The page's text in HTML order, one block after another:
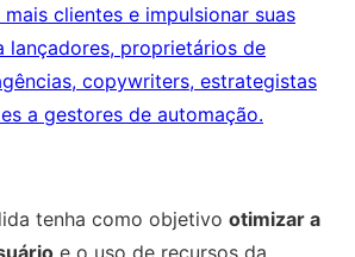
clientes e impulsionar suas
lançadores, proprietários de
copywriters, estrategistas
a gestores de automação.
tenha como objetivo otimizar a
e o uso de recursos da